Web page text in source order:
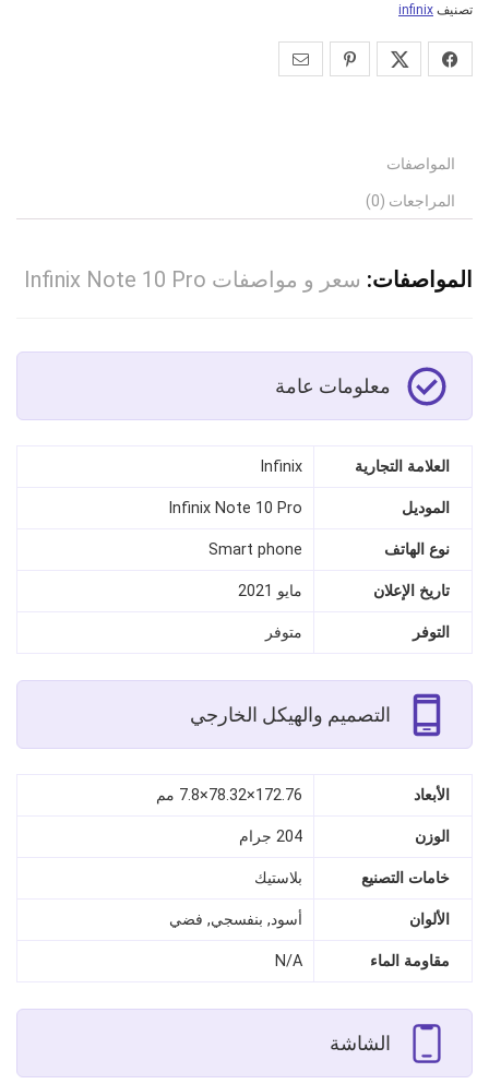
تصنيف infinix
المواصفات
المراجعات (0)
المواصفات: سعر و مواصفات Infinix Note 10 Pro
معلومات عامة
العلامة التجارية Infinix
الموديل Infinix Note 10 Pro
نوع الهاتف Smart phone
تاريخ الإعلان مايو 2021
التوفر متوفر
التصميم والهيكل الخارجي
الأبعاد 172.76×78.32×7.8 مم
الوزن 204 جرام
خامات التصنيع بلاستيك
الألوان أسود, بنفسجي, فضي
مقاومة الماء N/A
الشاشة